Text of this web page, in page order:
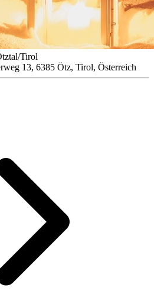
Tirol
13, 6385 Ötz, Tirol, Österreich